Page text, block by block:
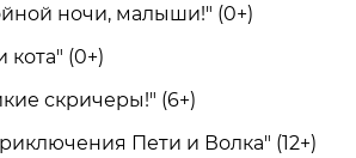
ночи, малыши!" (0+)
(0+)
скричеры!" (6+)
Пети и Волка" (12+)